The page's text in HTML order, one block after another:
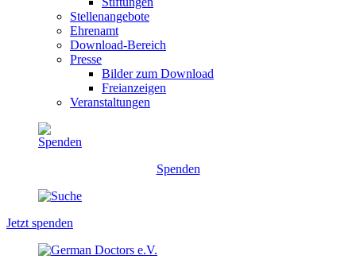
Stellenangebote
Ehrenamt
Download-Bereich
Presse
Bilder zum Download
Freianzeigen
Veranstaltungen
Spenden
Jetzt spenden